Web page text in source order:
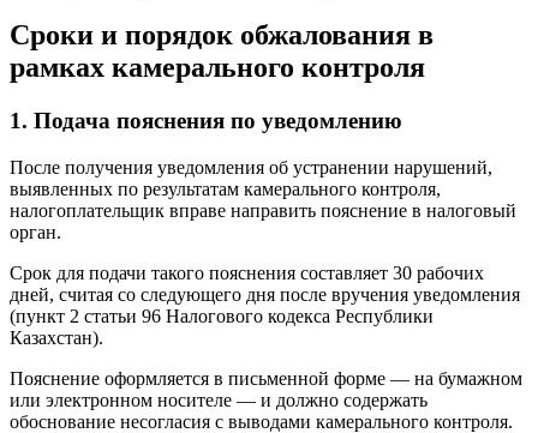
Сроки и порядок обжалования в
рамках камерального контроля
1. Подача пояснения по уведомлению
После получения уведомления об устранении нарушений,
выявленных по результатам камерального контроля,
налогоплательщик вправе направить пояснение в налоговый
орган.
Срок для подачи такого пояснения составляет 30 рабочих
дней, считая со следующего дня после вручения уведомления
(пункт 2 статьи 96 Налогового кодекса Республики
Казахстан).
Пояснение оформляется в письменной форме — на бумажном
или электронном носителе — и должно содержать
обоснование несогласия с выводами камерального контроля.